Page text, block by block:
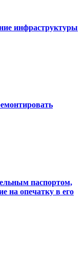
инфраструктуры
паспортом,
на опечатку в его